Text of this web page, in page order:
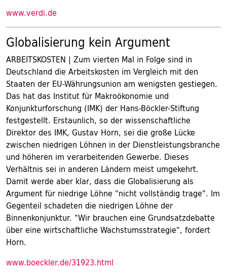
www.verdi.de
Globalisierung kein Argument
ARBEITSKOSTEN | Zum vierten Mal in Folge sind in
Deutschland die Arbeitskosten im Vergleich mit den
Staaten der EU-Währungsunion am wenigsten gestiegen.
Das hat das Institut für Makroökonomie und
Konjunkturforschung (IMK) der Hans-Böckler-Stiftung
festgestellt. Erstaunlich, so der wissenschaftliche
Direktor des IMK, Gustav Horn, sei die große Lücke
zwischen niedrigen Löhnen in der Dienstleistungsbranche
und höheren im verarbeitenden Gewerbe. Dieses
Verhältnis sei in anderen Ländern meist umgekehrt.
Damit werde aber klar, dass die Globalisierung als
Argument für niedrige Löhne "nicht vollständig trage". Im
Gegenteil schadeten die niedrigen Löhne der
Binnenkonjunktur. "Wir brauchen eine Grundsatzdebatte
über eine wirtschaftliche Wachstumsstrategie", fordert
Horn.
www.boeckler.de/31923.html